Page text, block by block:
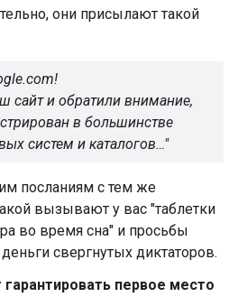
они присылают такой
сайт и обратили внимание,
в большинстве
систем и каталогов…"
посланиям с тем же
вызывают у вас "таблетки
во время сна" и просьбы
свергнутых диктаторов.
первое место